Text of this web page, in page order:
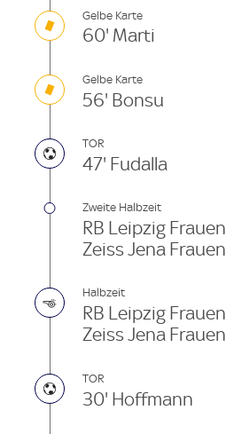
Gelbe Karte
60' Marti
Gelbe Karte
56' Bonsu
TOR
47' Fudalla
Zweite Halbzeit
RB Leipzig
Zeiss Jena Frauen
Halbzeit
RB Leipzig
Zeiss Jena Frauen
TOR
30' Hoffmann